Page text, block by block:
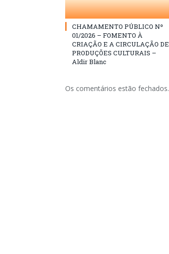
CHAMAMENTO PÚBLICO Nº
01/2026 – FOMENTO À
CRIAÇÃO E A CIRCULAÇÃO DE
PRODUÇÕES CULTURAIS –
Aldir Blanc
Os comentários estão fechados.